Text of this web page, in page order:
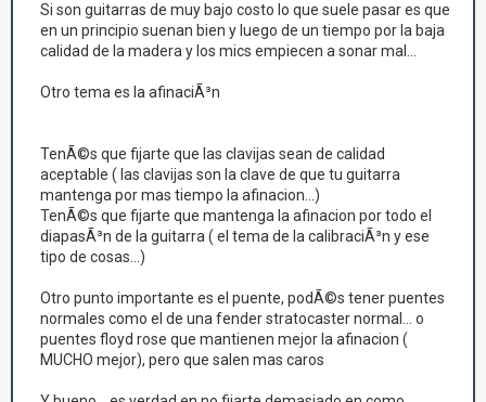
Si son guitarras de muy bajo costo lo que suele pasar es que
en un principio suenan bien y luego de un tiempo por la baja
calidad de la madera y los mics empiecen a sonar mal...
Otro tema es la afinaciÃ³n
TenÃ©s que fijarte que las clavijas sean de calidad
aceptable ( las clavijas son la clave de que tu guitarra
mantenga por mas tiempo la afinacion...)
TenÃ©s que fijarte que mantenga la afinacion por todo el
diapasÃ³n de la guitarra ( el tema de la calibraciÃ³n y ese
tipo de cosas...)
Otro punto importante es el puente, podÃ©s tener puentes
normales como el de una fender stratocaster normal... o
puentes floyd rose que mantienen mejor la afinacion (
MUCHO mejor), pero que salen mas caros